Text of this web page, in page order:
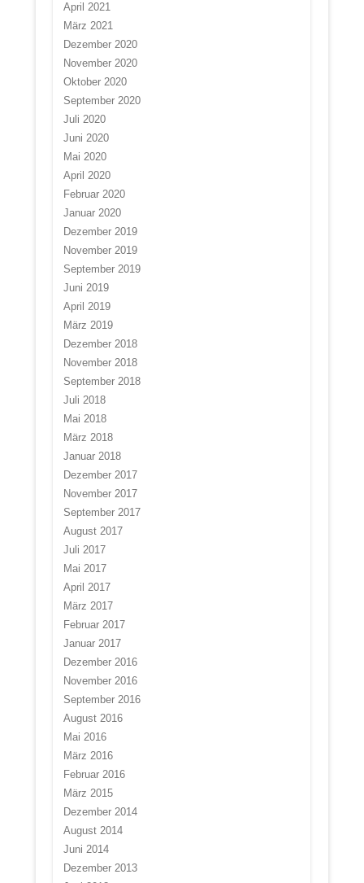
April 2021
März 2021
Dezember 2020
November 2020
Oktober 2020
September 2020
Juli 2020
Juni 2020
Mai 2020
April 2020
Februar 2020
Januar 2020
Dezember 2019
November 2019
September 2019
Juni 2019
April 2019
März 2019
Dezember 2018
November 2018
September 2018
Juli 2018
Mai 2018
März 2018
Januar 2018
Dezember 2017
November 2017
September 2017
August 2017
Juli 2017
Mai 2017
April 2017
März 2017
Februar 2017
Januar 2017
Dezember 2016
November 2016
September 2016
August 2016
Mai 2016
März 2016
Februar 2016
März 2015
Dezember 2014
August 2014
Juni 2014
Dezember 2013